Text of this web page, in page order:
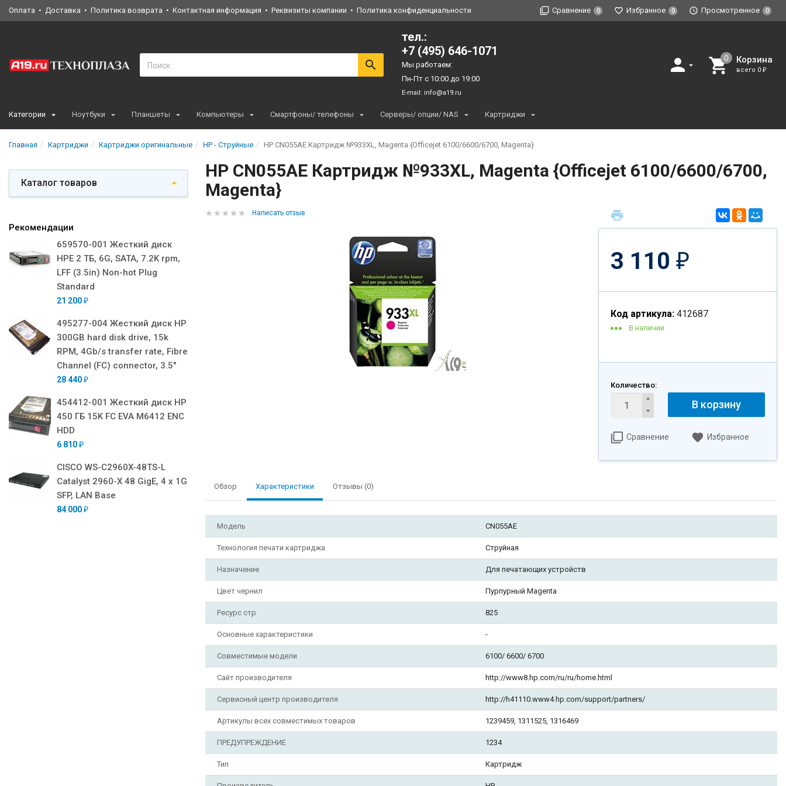
Оплата Доставка Политика возврата Контактная информация Реквизиты компании Политика конфиденциальности Сравнение 0 Избранное 0 Просмотренное 0
тел.:
+7 (495) 646-1071
Мы работаем:
Пн-Пт с 10:00 до 19:00
E-mail: info@a19.ru
Корзина
всего 0 ₽
Категории Ноутбуки Планшеты Компьютеры Смартфоны/ телефоны Серверы/ опции/ NAS Картриджи
Главная Картриджи Картриджи оригинальные HP - Струйные HP CN055AE Картридж №933XL, Magenta {Officejet 6100/6600/6700, Magenta}
Каталог товаров
Рекомендации
659570-001 Жесткий диск
HPE 2 ТБ, 6G, SATA, 7.2K rpm,
LFF (3.5in) Non-hot Plug
Standard
21 200 ₽
495277-004 Жесткий диск HP
300GB hard disk drive, 15k
RPM, 4Gb/s transfer rate, Fibre
Channel (FC) connector, 3.5"
28 440 ₽
454412-001 Жесткий диск HP
450 ГБ 15K FC EVA M6412 ENC
HDD
6 810 ₽
CISCO WS-C2960X-48TS-L
Catalyst 2960-X 48 GigE, 4 x 1G
SFP, LAN Base
84 000 ₽
HP CN055AE Картридж №933XL, Magenta {Officejet 6100/6600/6700,
Magenta}
Написать отзыв
3 110 ₽
Код артикула: 412687
В наличии
Количество:
В корзину
Сравнение Избранное
Обзор Характеристики Отзывы (0)
Модель CN055AE
Технология печати картриджа Струйная
Назначение Для печатающих устройств
Цвет чернил Пурпурный Magenta
Ресурс стр 825
Основные характеристики -
Совместимые модели 6100/ 6600/ 6700
Сайт производителя http://www8.hp.com/ru/ru/home.html
Сервисный центр производителя http://h41110.www4.hp.com/support/partners/
Артикулы всех совместимых товаров 1239459, 1311525, 1316469
ПРЕДУПРЕЖДЕНИЕ 1234
Тип Картридж